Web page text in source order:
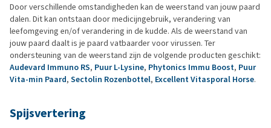
Door verschillende omstandigheden kan de weerstand van jouw paard
dalen. Dit kan ontstaan door medicijngebruik, verandering van
leefomgeving en/of verandering in de kudde. Als de weerstand van
jouw paard daalt is je paard vatbaarder voor virussen. Ter
ondersteuning van de weerstand zijn de volgende producten geschikt:
Audevard Immuno RS, Puur L-Lysine, Phytonics Immu Boost, Puur
Vita-min Paard, Sectolin Rozenbottel, Excellent Vitasporal Horse.
Spijsvertering